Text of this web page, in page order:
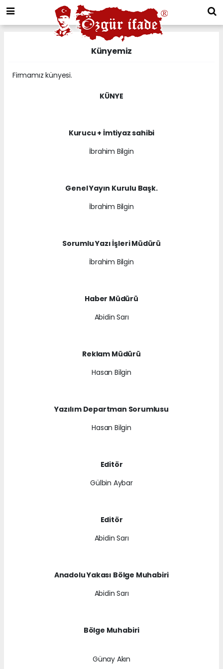
Künyemiz
Firmamız künyesi.
KÜNYE
Kurucu + İmtiyaz sahibi
İbrahim Bilgin
Genel Yayın Kurulu Başk.
İbrahim Bilgin
Sorumlu Yazı İşleri Müdürü
İbrahim Bilgin
Haber Müdürü
Abidin Sarı
Reklam Müdürü
Hasan Bilgin
Yazılım Departman Sorumlusu
Hasan Bilgin
Editör
Gülbin Aybar
Editör
Abidin Sarı
Anadolu Yakası Bölge Muhabiri
Abidin Sarı
Bölge Muhabiri
Günay Akın